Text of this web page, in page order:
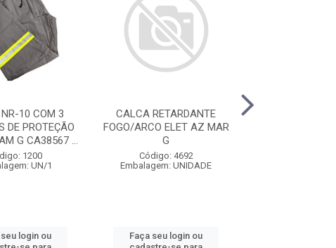
10 COM 3
DE PROTEÇÃO
G CA38567 ...
1200
UN/1
login ou
CALCA RETARDANTE
FOGO/ARCO ELET AZ MAR
G
Código: 4692
Embalagem: UNIDADE
Faça seu login ou